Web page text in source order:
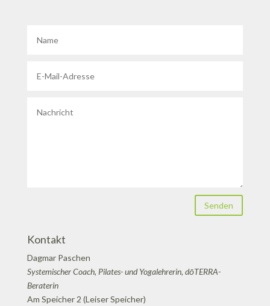
Senden
Kontakt
Dagmar Paschen
Systemischer Coach, Pilates- und Yogalehrerin, dōTERRA-
Beraterin
Am Speicher 2 (Leiser Speicher)